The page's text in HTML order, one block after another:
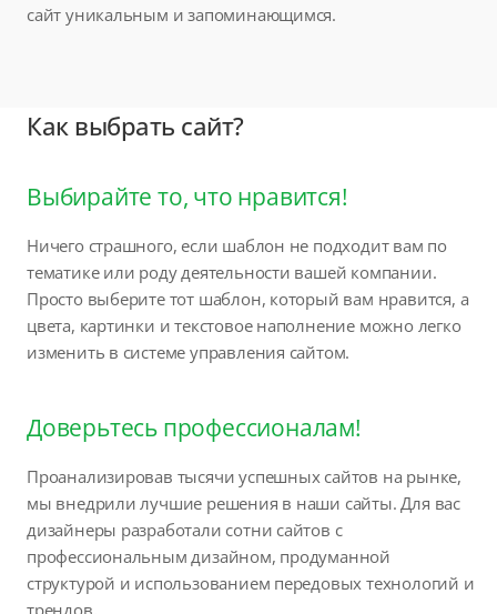
сайт уникальным и запоминающимся.
Как выбрать сайт?
Выбирайте то, что нравится!
Ничего страшного, если шаблон не подходит вам по
тематике или роду деятельности вашей компании.
Просто выберите тот шаблон, который вам нравится, а
цвета, картинки и текстовое наполнение можно легко
изменить в системе управления сайтом.
Доверьтесь профессионалам!
Проанализировав тысячи успешных сайтов на рынке,
мы внедрили лучшие решения в наши сайты. Для вас
дизайнеры разработали сотни сайтов с
профессиональным дизайном, продуманной
структурой и использованием передовых технологий и
трендов.